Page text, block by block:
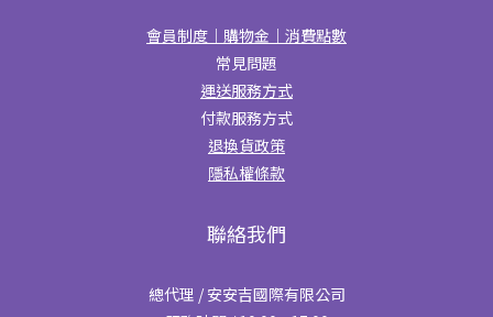
會員制度｜購物金｜消費點數
常見問題
運送服務方式
付款服務方式
退換貨政策
隱私權條款
聯絡我們
總代理 / 安安吉國際有限公司